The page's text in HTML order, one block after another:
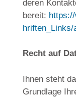
deren
bereit:
Recht auf
Ihnen steht
Grundlage